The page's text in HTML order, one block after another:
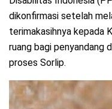
dikonfirmasi setelah
terimakasihnya kepada
ruang bagi penyandang
proses Sorlip.